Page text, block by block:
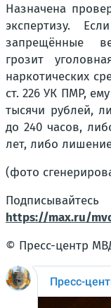
Назначена
экспертизу.
запрещённые
грозит
наркотических
ст. 226 УК ПМР,
тысячи рублей,
до 240 часов,
лет, либо
(фото
https://max.ru/
© Пресс-центр